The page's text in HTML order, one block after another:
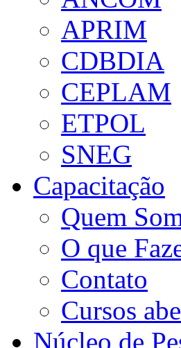
APRIM
CDBDIA
CEPLAM
ETPOL
SNEG
Capacitação
Quem
O que
Contato
Cursos
Núcleo de